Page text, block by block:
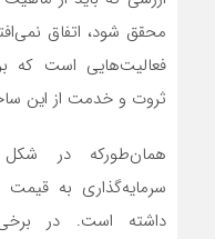
محقق شود، اتفاق
فعالیت‌هایی است که
ثروت و خدمت از این
همان‌طورکه در
داشته است. در